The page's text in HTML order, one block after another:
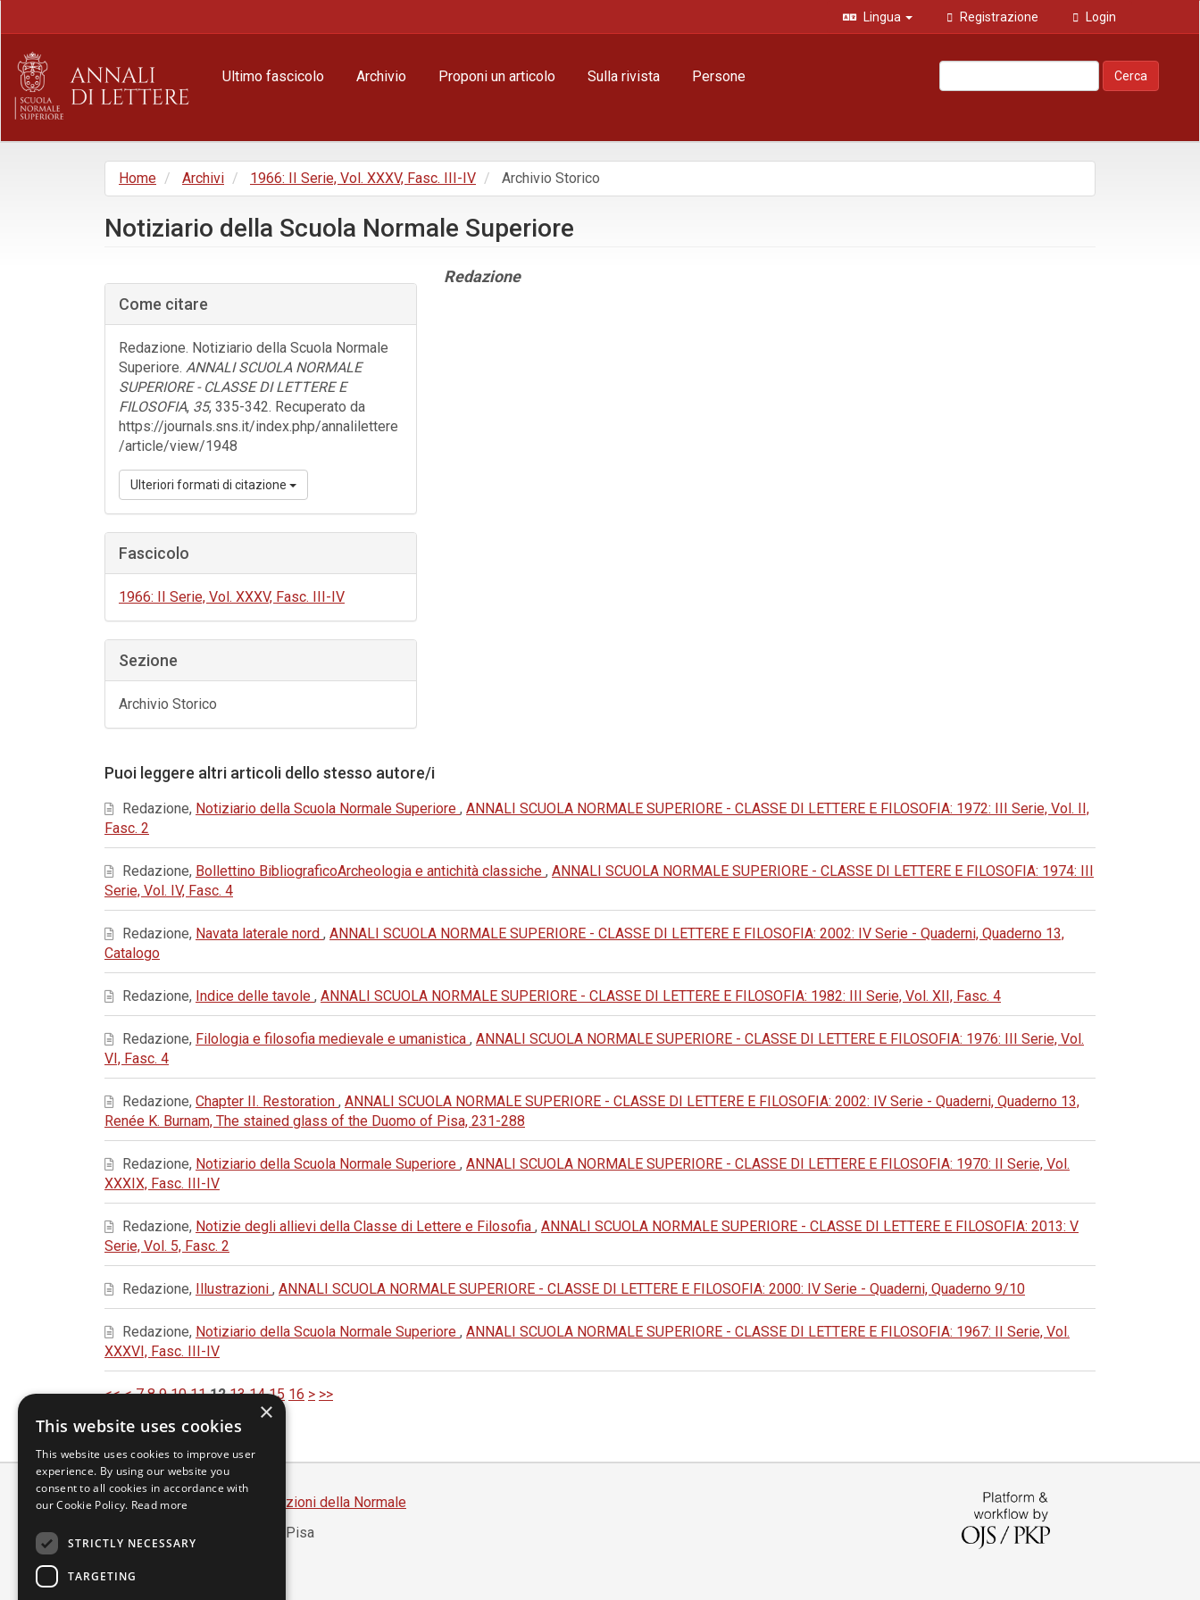
principale
Barra
laterale
Lingua Registrazione Login
Ultimo fascicolo Archivio Proponi un articolo Sulla rivista Persone Cerca
Home Archivi 1966: II Serie, Vol. XXXV, Fasc. III-IV Archivio Storico
Notiziario della Scuola Normale Superiore
laterale
dell'articolo
Come citare
Redazione. Notiziario della Scuola Normale
Superiore. ANNALI SCUOLA NORMALE
SUPERIORE - CLASSE DI LETTERE E
FILOSOFIA, 35, 335-342. Recuperato da
https://journals.sns.it/index.php/annalilettere
/article/view/1948
Ulteriori formati di citazione
Fascicolo
1966: II Serie, Vol. XXXV, Fasc. III-IV
Sezione
Archivio Storico
Contenuto
Redazione
Puoi leggere altri articoli dello stesso autore/i
Redazione, Notiziario della Scuola Normale Superiore , ANNALI SCUOLA NORMALE SUPERIORE - CLASSE DI LETTERE E FILOSOFIA: 1972: III Serie, Vol. II,
Fasc. 2
Redazione, Bollettino BibliograficoArcheologia e antichità classiche , ANNALI SCUOLA NORMALE SUPERIORE - CLASSE DI LETTERE E FILOSOFIA: 1974: III
Serie, Vol. IV, Fasc. 4
Redazione, Navata laterale nord , ANNALI SCUOLA NORMALE SUPERIORE - CLASSE DI LETTERE E FILOSOFIA: 2002: IV Serie - Quaderni, Quaderno 13,
Catalogo
Redazione, Indice delle tavole , ANNALI SCUOLA NORMALE SUPERIORE - CLASSE DI LETTERE E FILOSOFIA: 1982: III Serie, Vol. XII, Fasc. 4
Redazione, Filologia e filosofia medievale e umanistica , ANNALI SCUOLA NORMALE SUPERIORE - CLASSE DI LETTERE E FILOSOFIA: 1976: III Serie, Vol.
VI, Fasc. 4
Redazione, Chapter II. Restoration , ANNALI SCUOLA NORMALE SUPERIORE - CLASSE DI LETTERE E FILOSOFIA: 2002: IV Serie - Quaderni, Quaderno 13,
Renée K. Burnam, The stained glass of the Duomo of Pisa, 231-288
Redazione, Notiziario della Scuola Normale Superiore , ANNALI SCUOLA NORMALE SUPERIORE - CLASSE DI LETTERE E FILOSOFIA: 1970: II Serie, Vol.
XXXIX, Fasc. III-IV
Redazione, Notizie degli allievi della Classe di Lettere e Filosofia , ANNALI SCUOLA NORMALE SUPERIORE - CLASSE DI LETTERE E FILOSOFIA: 2013: V
Serie, Vol. 5, Fasc. 2
Redazione, Illustrazioni , ANNALI SCUOLA NORMALE SUPERIORE - CLASSE DI LETTERE E FILOSOFIA: 2000: IV Serie - Quaderni, Quaderno 9/10
Redazione, Notiziario della Scuola Normale Superiore , ANNALI SCUOLA NORMALE SUPERIORE - CLASSE DI LETTERE E FILOSOFIA: 1967: II Serie, Vol.
XXXVI, Fasc. III-IV
<< < 7 8 9 10 11 12 13 14 15 16 > >>
Scuola Normale Superiore
Edizioni della Normale
Piazza dei Cavalieri, 7 - 56126 Pisa
Partita IVA 00420000507
×
This website uses cookies
This website uses cookies to improve user
experience. By using our website you
consent to all cookies in accordance with
our Cookie Policy. Read more
STRICTLY NECESSARY
TARGETING